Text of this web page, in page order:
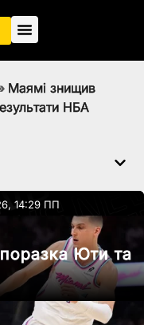
Маямі знищив
НБА
14:29 ПП
Юти та